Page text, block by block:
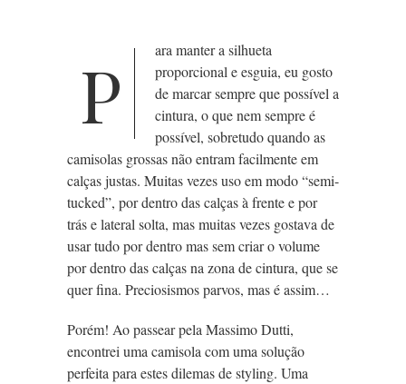
P
ara manter a silhueta
proporcional e esguia, eu gosto
de marcar sempre que possível a
cintura, o que nem sempre é
possível, sobretudo quando as
camisolas grossas não entram facilmente em
calças justas. Muitas vezes uso em modo “semi-
tucked”, por dentrodas calças à frente e por
trás e lateral solta, mas muitas vezes gostava de
usar tudo por dentro mas sem criar o volume
por dentro das calças na zona de cintura, que se
quer fina. Preciosismos parvos, mas é assim…
Porém! Ao passear pela Massimo Dutti,
encontrei uma camisola com uma solução
perfeita para estes dilemas de styling. Uma